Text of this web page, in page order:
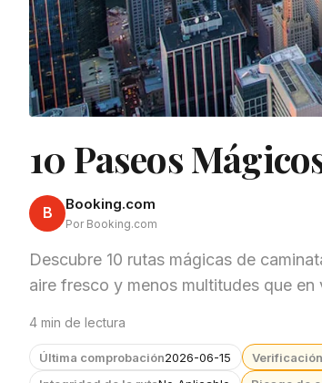
10 Paseos
B Booking.com
Por Booking.com
Descubre 10 rutas mágicas de
aire fresco y menos multitudes que en
4 min de lectura
Última comprobación2026-06-15